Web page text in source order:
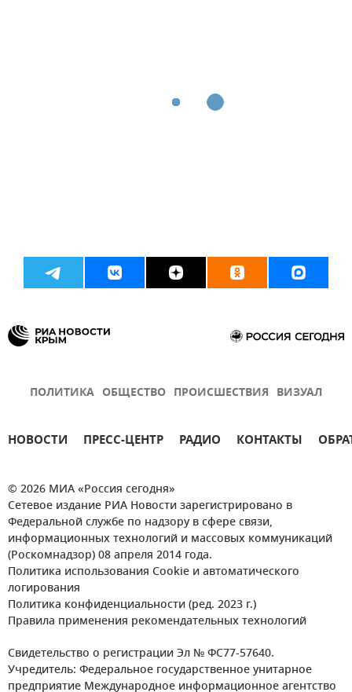
ПОЛИТИКА ОБЩЕСТВО ПРОИСШЕСТВИЯ ВИЗУАЛ
НОВОСТИ ПРЕСС-ЦЕНТР РАДИО КОНТАКТЫ
© 2026 МИА «Россия сегодня»
Сетевое издание РИА Новости зарегистрировано в
Федеральной службе по надзору в сфере связи,
информационных технологий и массовых коммуникаций
(Роскомнадзор) 08 апреля 2014 года.
Политика использования Cookie и автоматического
логирования
Политика конфиденциальности (ред. 2023 г.)
Правила применения рекомендательных технологий
Свидетельство о регистрации Эл № ФС77-57640.
Учредитель: Федеральное государственное унитарное
предприятие Международное информационное агентство